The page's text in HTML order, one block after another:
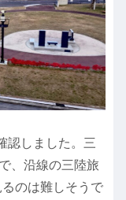
認しました。三
、沿線の三陸旅
のは難しそうで